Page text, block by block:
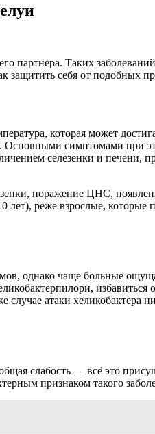
партнера. Таких
защитить себя от подобных
которая может
Основными симптомами при
селезенки и печени,
поражение ЦНС,
реже взрослые, которые
однако чаще больные
пилори, избавиться
случае атаки хеликобактера
слабость — всё это
признаком такого